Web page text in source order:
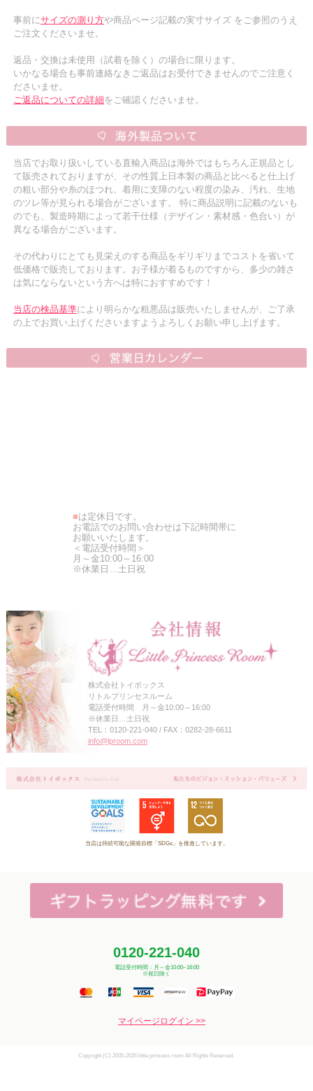
事前にサイズの測り方や商品ページ記載の実寸サイズ をご参照のうえ
ご注文くださいませ。
返品・交換は未使用（試着を除く）の場合に限ります。
いかなる場合も事前連絡なきご返品はお受付できませんのでご注意く
ださいませ。
ご返品についての詳細をご確認くださいませ。
当店でお取り扱いしている直輸入商品は海外ではもちろん正規品とし
て販売されておりますが、その性質上日本製の商品と比べると仕上げ
の粗い部分や糸のほつれ、着用に支障のない程度の染み、汚れ、生地
のツレ等が見られる場合がございます。 特に商品説明に記載のないも
のでも、製造時期によって若干仕様（デザイン・素材感・色合い）が
異なる場合がございます。
その代わりにとても見栄えのする商品をギリギリまでコストを省いて
低価格で販売しております。お子様が着るものですから、多少の雑さ
は気にならないという方へは特におすすめです！
当店の検品基準により明らかな粗悪品は販売いたしませんが、ご了承
の上でお買い上げくださいますようよろしくお願い申し上げます。
■は定休日です。
お電話でのお問い合わせは下記時間帯に
お願いいたします。
＜電話受付時間＞
月～金10:00～16:00
※休業日…土日祝
株式会社トイボックス
リトルプリンセスルーム
電話受付時間 月～金10:00～16:00
※休業日…土日祝
TEL：0120-221-040 / FAX：0282-28-6611
info@lproom.com
当店は持続可能な開発目標「SDGs」を推進しています。
0120-221-040
電話受付時間：月～金10:00~16:00
※祝日除く
マイページログイン >>
Copyright (C) 2005-2026 little princess room All Rights Reserved.